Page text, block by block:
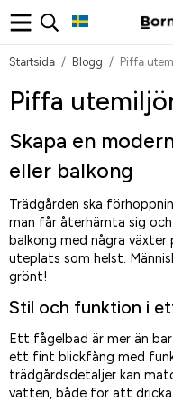
Startsida / Blogg / Piffa
Piffa
Skapa en
eller balkong
Trädgården ska
man får återhämta sig
balkong med några växter
uteplats som helst.
grönt!
Stil och funktion i
Ett fågelbad är mer än
ett fint blickfång med
trädgårdsdetaljer kan
vatten, både för att